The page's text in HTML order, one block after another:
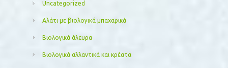
Uncategorized
Αλάτι με βιολογικά μπαχαρικά
Βιολογικά άλευρα
Βιολογικά αλλαντικά και κρέατα